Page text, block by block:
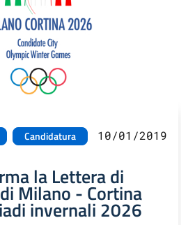
Candidatura 10/01/2019
la Lettera di
Milano - Cortina
invernali 2026